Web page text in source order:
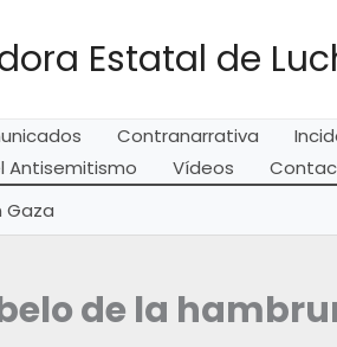
Estatal de
Contranarrativa
Antisemitismo Vídeos
Gaza
de la